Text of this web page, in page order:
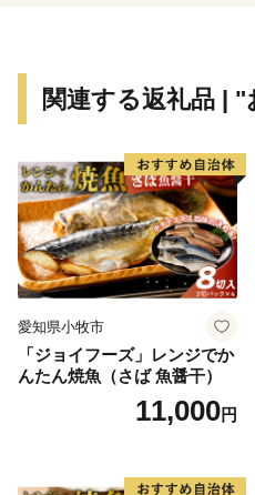
関連する返礼品 |
愛知県小牧市
「ジョイフーズ」レンジでか
んたん焼魚（さば 魚醤干）
11,000円